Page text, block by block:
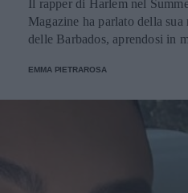
Il rapper di Harlem nel
Magazine ha parlato della
delle Barbados, aprendosi in
maggio.
EMMA PIETRAROSA